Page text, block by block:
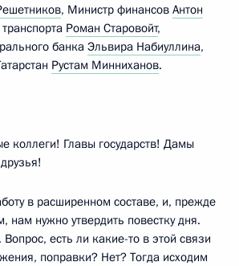
, Министр финансов Антон
Роман Старовойт,
банка Эльвира Набиуллина,
Рустам Минниханов.
коллеги! Главы государств! Дамы
в расширенном составе, и, прежде
нам нужно утвердить повестку дня.
есть ли какие-то в этой связи
поправки? Нет? Тогда исходим